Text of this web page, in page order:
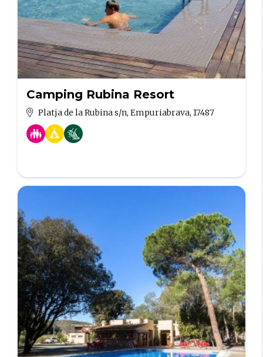
Camping Rubina Resort
Platja de la Rubina s/n, Empuriabrava, 17487